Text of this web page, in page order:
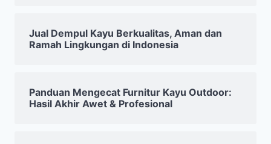
Jual Dempul Kayu Berkualitas, Aman dan
Ramah Lingkungan di Indonesia
Panduan Mengecat Furnitur Kayu Outdoor:
Hasil Akhir Awet & Profesional